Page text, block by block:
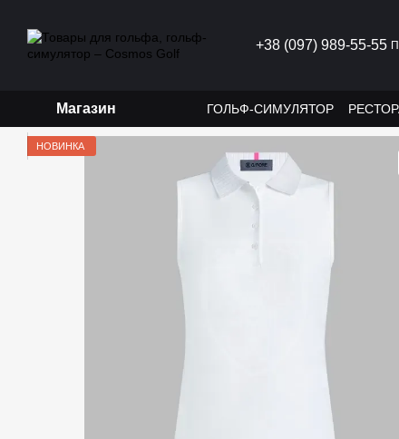
+38 (097) 989-55-55
Магазин ГОЛЬФ-СИМУЛЯТОР
НОВИНКА